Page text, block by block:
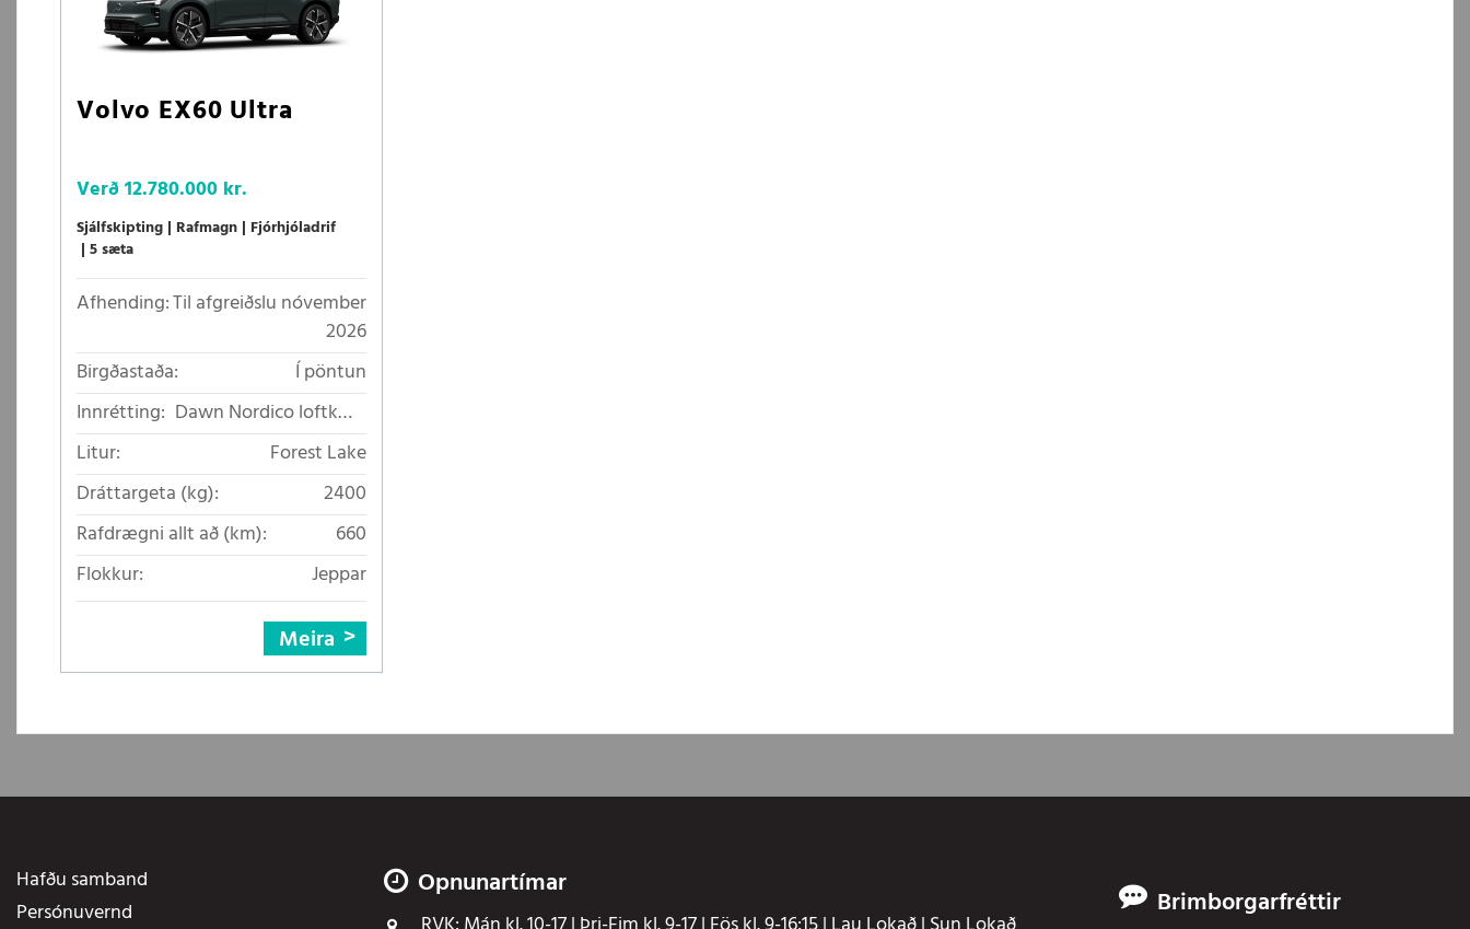
Volvo EX60 Ultra
Verð12.780.000 kr.
Sjálfskipting Rafmagn Fjórhjóladrif
5 sæta
Afhending:Til afgreiðslu nóvember
2026
Birgðastaða:
Í pöntun
Innrétting: Dawn Nordico loftkælt
áklæði
Litur:
Forest Lake
Dráttargeta (kg):
2400
Rafdrægni allt að (km):
660
Flokkur:
Jeppar
Meira
Hafðu samband
Persónuvernd
Opnunartímar
Brimborgarfréttir